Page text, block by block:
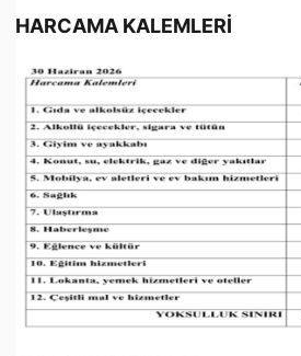
HARCAMA KALEMLERİ